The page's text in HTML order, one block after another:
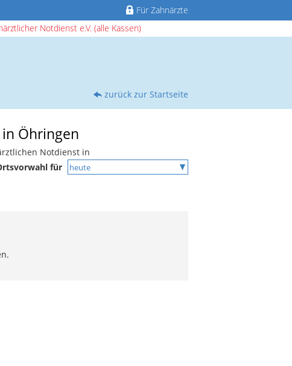
Für Zahnärzte
Notdienst e.V. (alle Kassen)
zurück zur Startseite
Öhringen
Notdienst in
für